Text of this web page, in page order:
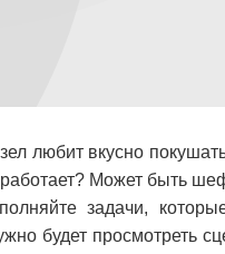
любит вкусно
Может быть
задачи,
будет просмотреть